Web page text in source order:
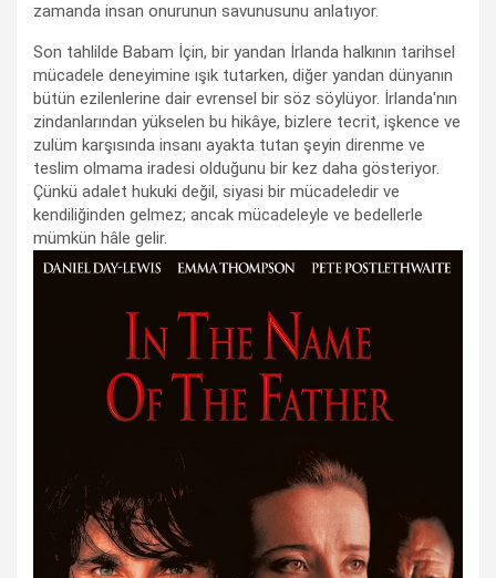
zamanda insan onurunun savunusunu anlatıyor.
Son tahlilde Babam İçin, bir yandan İrlanda halkının tarihsel
mücadele deneyimine ışık tutarken, diğer yandan dünyanın
bütün ezilenlerine dair evrensel bir söz söylüyor. İrlanda'nın
zindanlarından yükselen bu hikâye, bizlere tecrit, işkence ve
zulüm karşısında insanı ayakta tutan şeyin direnme ve
teslim olmama iradesi olduğunu bir kez daha gösteriyor.
Çünkü adalet hukuki değil, siyasi bir mücadeledir ve
kendiliğinden gelmez; ancak mücadeleyle ve bedellerle
mümkün hâle gelir.